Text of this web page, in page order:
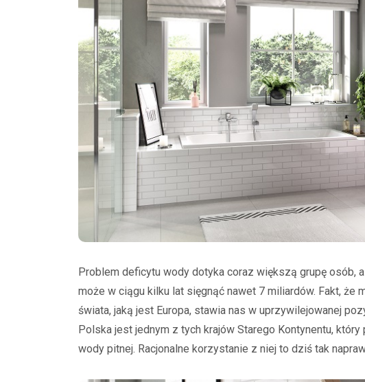
Problem deficytu wody dotyka coraz większą grupę osób,
może w ciągu kilku lat sięgnąć nawet 7 miliardów. Fakt,
świata, jaką jest Europa, stawia nas w uprzywilejowanej
Polska jest jednym z tych krajów Starego Kontynentu,
wody pitnej. Racjonalne korzystanie z niej to dziś tak